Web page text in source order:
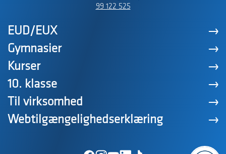
99 122 525
EUD/EUX
Gymnasier
Kurser
10. klasse
Til virksomhed
Webtilgængelighedserklæring